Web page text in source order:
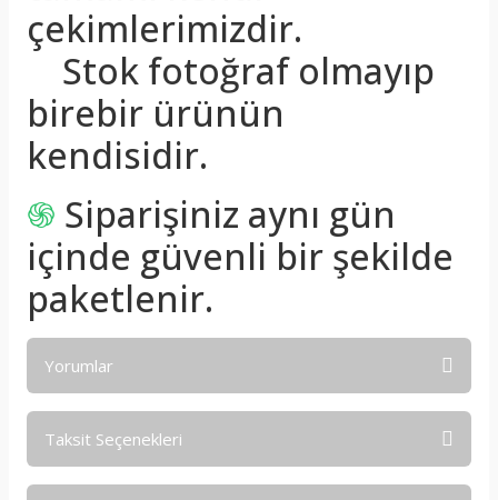
çekimlerimizdir.
Stok fotoğraf olmayıp
birebir ürünün
kendisidir.
֍ Siparişiniz aynı gün
içinde güvenli bir şekilde
paketlenir.
Yorumlar
Taksit Seçenekleri